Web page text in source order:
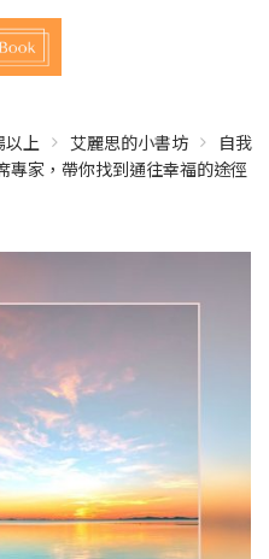
以上 艾麗思的小書坊
自我
專家，帶你找到通往幸福的途徑